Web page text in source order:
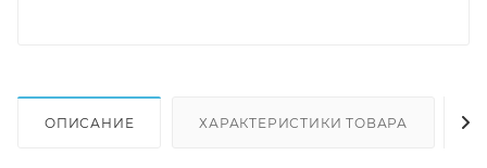
ОПИСАНИЕ ХАРАКТЕРИСТИКИ ТОВАРА